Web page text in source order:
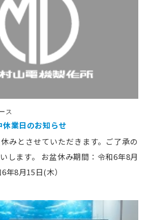
ス
業日のお知らせ
みとさせていただきます。ご了承の
します。 お盆休み期間：令和6年8月
年8月15日(木）